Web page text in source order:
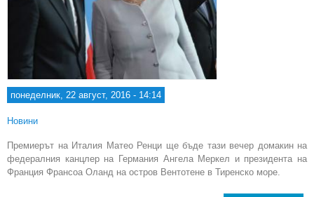
понеделник, 22 август, 2016 - 14:14
Новини
Премиерът на Италия Матео Ренци ще бъде тази вечер домакин на
федералния канцлер на Германия Ангела Меркел и президента на
Франция Франсоа Оланд на остров Вентотене в Тиренско море.